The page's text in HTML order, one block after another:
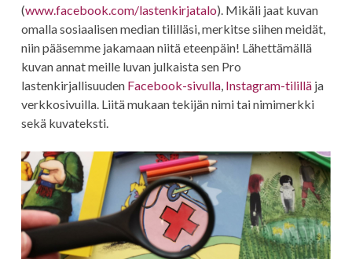
(www.facebook.com/lastenkirjatalo). Mikäli jaat kuvan
omalla sosiaalisen median tililläsi, merkitse siihen meidät,
niin pääsemme jakamaan niitä eteenpäin! Lähettämällä
kuvan annat meille luvan julkaista sen Pro
lastenkirjallisuuden Facebook-sivulla, Instagram-tililläja
verkkosivuilla. Liitä mukaan tekijän nimi tai nimimerkki
sekä kuvateksti.